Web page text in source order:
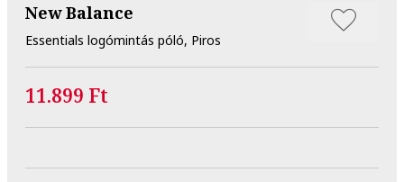
New Balance
Essentials logómintás póló, Piros
11.899 Ft